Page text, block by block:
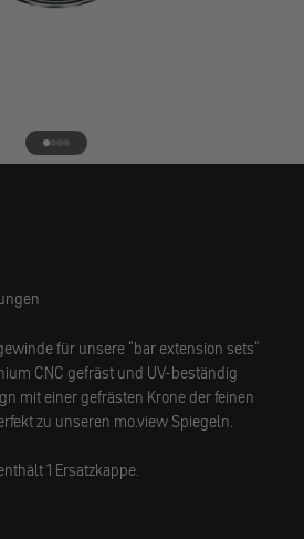
Gehe zu Element 1
Gehe zu Element 2
Gehe zu Element 3
Gehe zu Element 4
für unsere "bar extension sets"
CNC gefräst und UV-beständig
mit einer gefrästen Krone der feinen
zu unseren mo.view Spiegeln.
1 Ersatzkappe.